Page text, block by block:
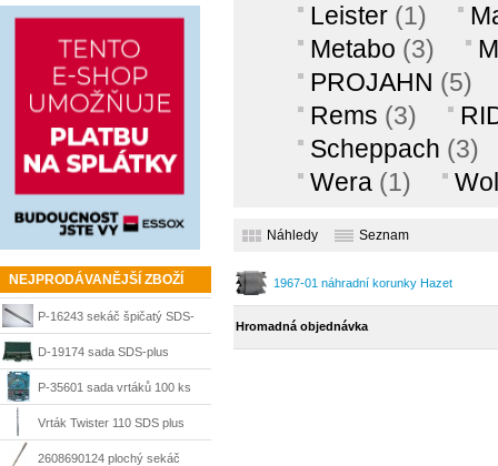
NEJPRODÁVANĚJŠÍ ZBOŽÍ
P-16243 sekáč špičatý SDS-
max 400 mm Makita
D-19174 sada SDS-plus
sekáče a vrtáky Makita
P-35601 sada vrtáků 100 ks
Makita
Vrták Twister 110 SDS plus
6x100/160 mm Diager
2608690124 plochý sekáč
Leister (1)
Metabo (3)
PROJAHN (5)
Rems (3)
Scheppach (3)
Wera (1)
Náhledy Seznam
1967-01 náhradní korunky Hazet
Hromadná objednávka